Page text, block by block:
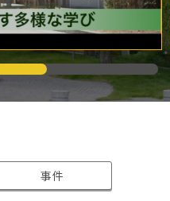
事件